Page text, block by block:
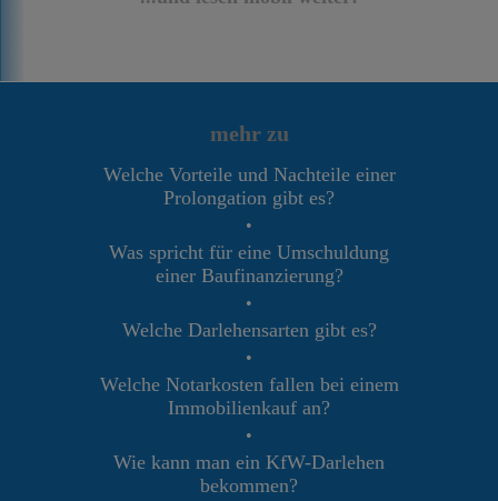
mehr zu
Welche Vorteile und Nachteile einer
Prolongation gibt es?
•
Was spricht für eine Umschuldung
einer Baufinanzierung?
•
Welche Darlehensarten gibt es?
•
Welche Notarkosten fallen bei einem
Immobilienkauf an?
•
Wie kann man ein KfW-Darlehen
bekommen?